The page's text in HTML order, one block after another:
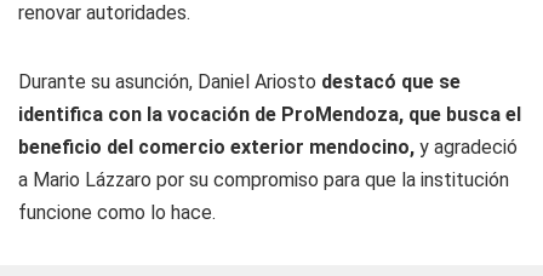
renovar autoridades.
Durante su asunción, Daniel Ariosto destacó que se
identifica con la vocación de ProMendoza, que busca el
beneficio del comercio exterior mendocino, y agradeció
a Mario Lázzaro por su compromiso para que la institución
funcione como lo hace.